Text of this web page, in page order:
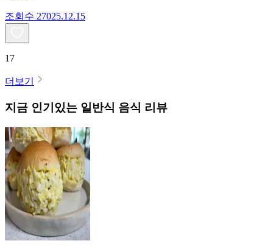
조회수 27025.12.15
17
더보기
지금 인기있는 일반식 음식 리뷰